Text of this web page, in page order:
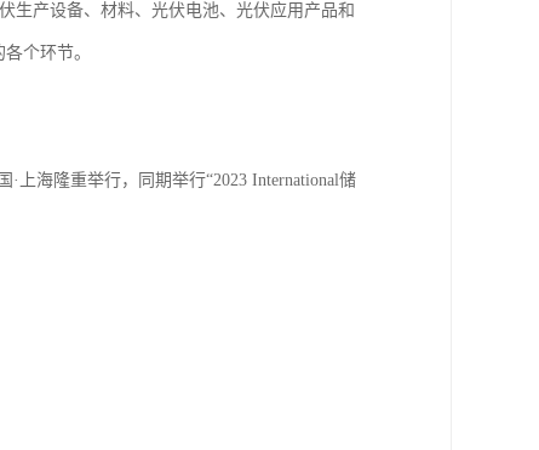
生产设备、材料、光伏电池、光伏应用产品和
个环节。
·上海隆重举行，同期举行“2023 International储